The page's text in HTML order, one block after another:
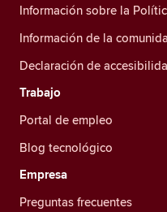
Información sobre la
Información de la
Declaración de
Trabajo
Portal de empleo
Blog tecnológico
Empresa
Preguntas frecuentes